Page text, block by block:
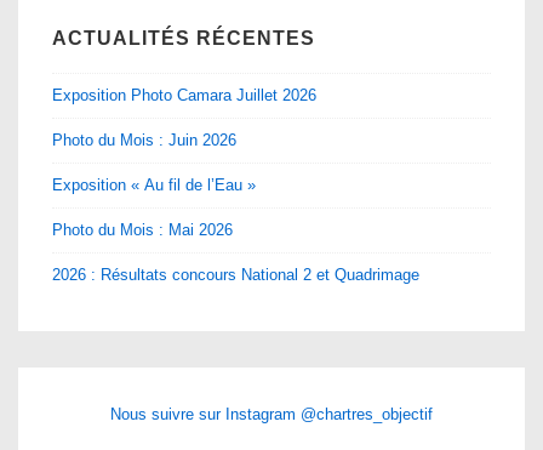
ACTUALITÉS RÉCENTES
Exposition Photo Camara Juillet 2026
Photo du Mois : Juin 2026
Exposition « Au fil de l’Eau »
Photo du Mois : Mai 2026
2026 : Résultats concours National 2 et Quadrimage
Nous suivre sur Instagram @chartres_objectif